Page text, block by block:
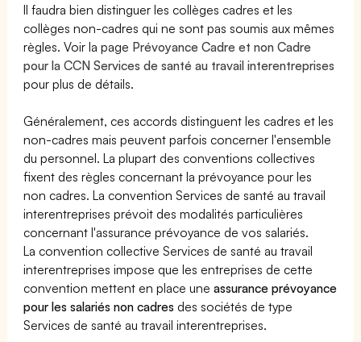
Il faudra bien distinguer les collèges cadres et les
collèges non-cadres qui ne sont pas soumis aux mêmes
règles. Voir la page Prévoyance Cadre et non Cadre
pour la CCN Services de santé au travail interentreprises
pour plus de détails.
Généralement, ces accords distinguent les cadres et les
non-cadres mais peuvent parfois concerner l'ensemble
du personnel. La plupart des conventions collectives
fixent des règles concernant la prévoyance pour les
non cadres. La convention Services de santé au travail
interentreprises prévoit des modalités particulières
concernant l'assurance prévoyance de vos salariés.
La convention collective Services de santé au travail
interentreprises impose que les entreprises de cette
convention mettent en place uneassurance prévoyance
pour les salariés non cadres des sociétés de type
Services de santé au travail interentreprises.